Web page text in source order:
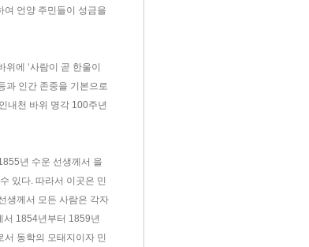
여 언양 주민들이 성금을
에 ‘사람이 곧 한울이
과 인간 존중을 기본으로
내천 바위 명각 100주년
년 수운 선생께서 을
있다. 따라서 이곳은 민
생께서 모든 사람은 각자
서 1854년부터 1859년
서 동학의 모태지이자 민